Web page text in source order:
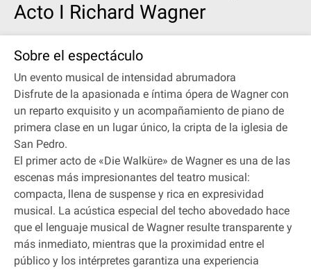
Acto I Richard Wagner
Sobre el espectáculo
Un evento musical de intensidad abrumadora
Disfrute de la apasionada e íntima ópera de Wagner con
un reparto exquisito y un acompañamiento de piano de
primera clase en un lugar único, la cripta de la iglesia de
San Pedro.
El primer acto de «Die Walküre» de Wagner es una de las
escenas más impresionantes del teatro musical:
compacta, llena de suspense y rica en expresividad
musical. La acústica especial del techo abovedado hace
que el lenguaje musical de Wagner resulte transparente y
más inmediato, mientras que la proximidad entre el
público y los intérpretes garantiza una experiencia